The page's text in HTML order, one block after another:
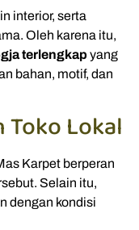
interior, serta
Oleh karena itu,
terlengkapyang
bahan, motif, dan
Toko Lokal
Karpet berperan
Selain itu,
dengan kondisi